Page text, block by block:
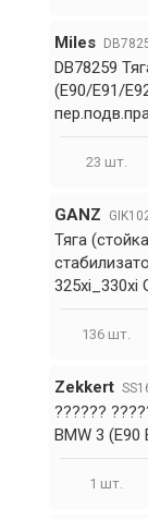
Miles
DB78259
(E90/E91/
23 шт.
GANZ
Тяга
325xi_330xi
136 шт.
Zekkert
??????
BMW 3 (E90
1 шт.